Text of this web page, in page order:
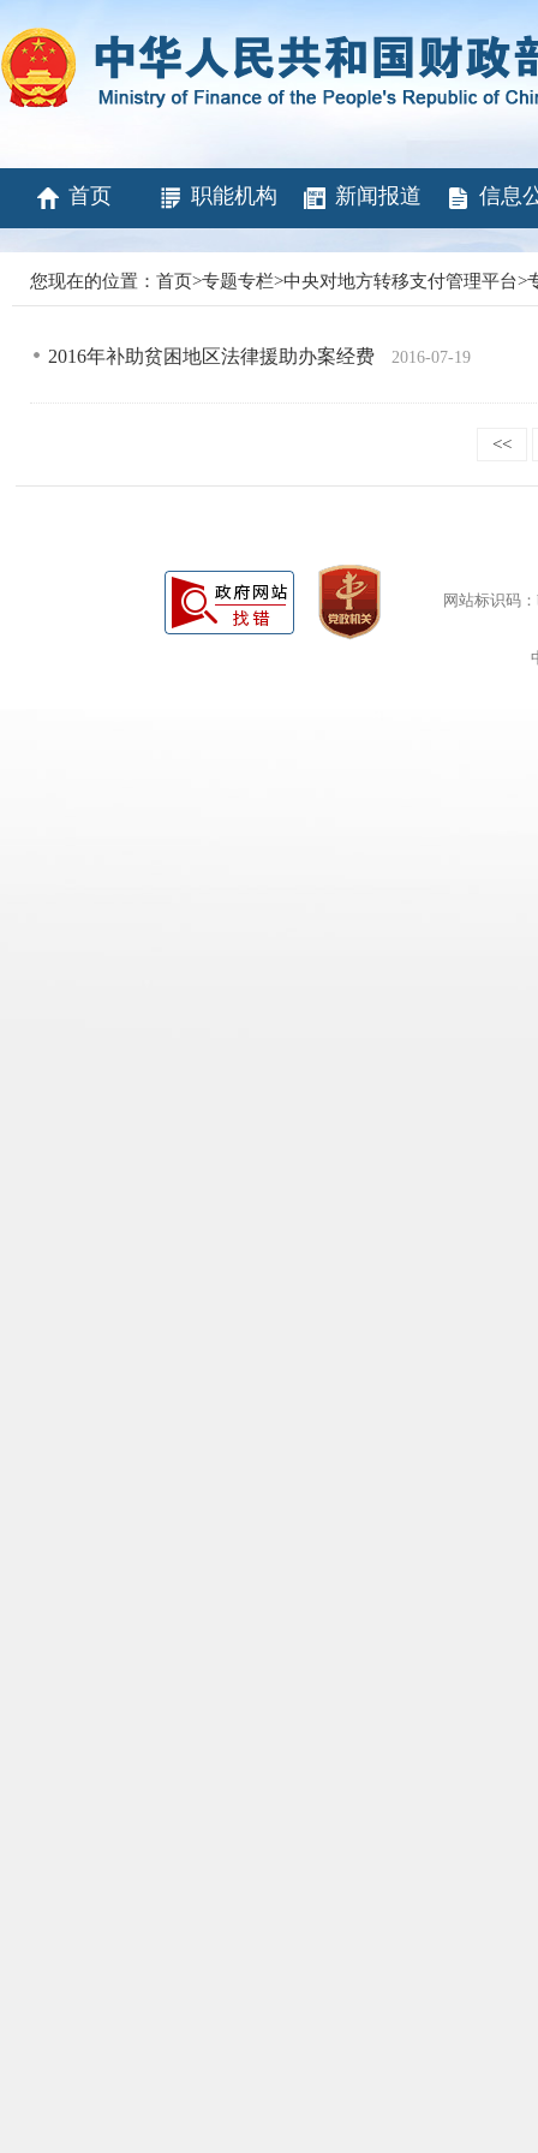
首页 职能机构 新闻报道 信息
您现在的位置： 首页>专题专栏>中央对地方转移支付管理平台>
2016年补助贫困地区法律援助办案经费 2016-07-19
<<
网站标识码